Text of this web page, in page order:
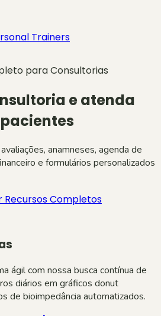
Trainers
para Consultorias
e atenda
anamneses, agenda de
e formulários personalizados
Recursos Completos
ágil com nossa busca contínua de
diários em gráficos donut
de bioimpedância automatizados.